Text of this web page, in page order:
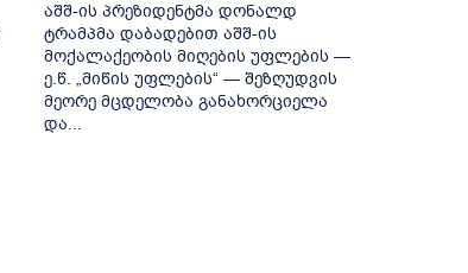
აშშ-ის პრეზიდენტმა დონალდ
ტრამპმა დაბადებით აშშ-ის
მოქალაქეობის მიღების უფლების —
ე.წ. „მიწის უფლების“ — შეზღუდვის
მეორე მცდელობა განახორციელა
და...